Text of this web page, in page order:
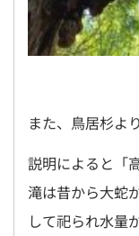
また、鳥居杉よ
説明によると「
滝は昔から大蛇
して祀られ水量